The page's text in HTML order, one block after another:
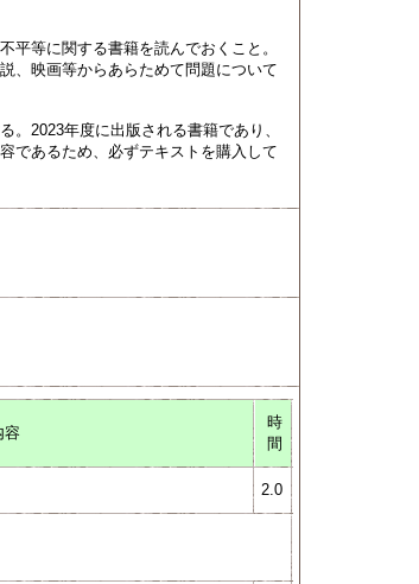
平等に関する書籍を読んでおくこと。
、映画等からあらためて問題について
。2023年度に出版される書籍であり、
であるため、必ずテキストを購入して
容
時
間
2.0